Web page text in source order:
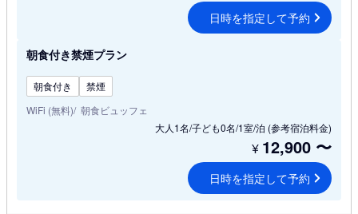
日時を指定して予約
朝食付き禁煙プラン
朝食付き
禁煙
WiFi (無料) 朝食ビュッフェ
大人1名/子ども0名/1室/泊 (参考宿泊料金)
¥ 12,900 〜
日時を指定して予約